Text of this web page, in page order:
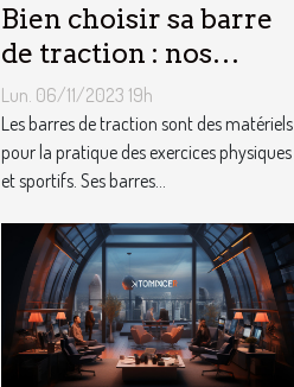
Bien choisir sa barre
de traction : nos
conseils !
Lun. 06/11/2023 19h
Les barres de traction sont des matériels
pour la pratique des exercices physiques
et sportifs. Ses barres...